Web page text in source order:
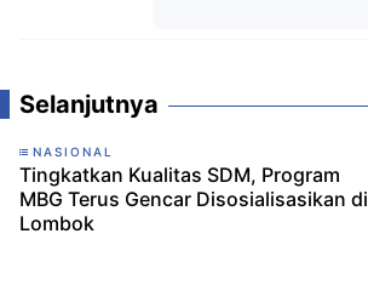
Selanjutnya
NASIONAL
Tingkatkan Kualitas SDM, Program
MBG Terus Gencar Disosialisasikan di
Lombok